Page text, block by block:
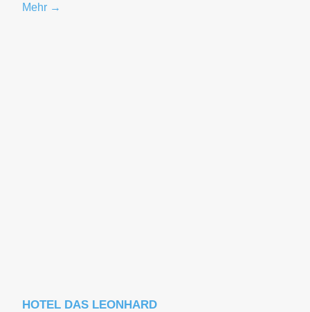
Mehr →
HOTEL DAS LEONHARD